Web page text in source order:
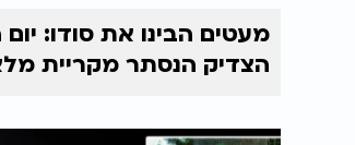
מעטים הבינו את סודו:
הצדיק הנסתר מקריית